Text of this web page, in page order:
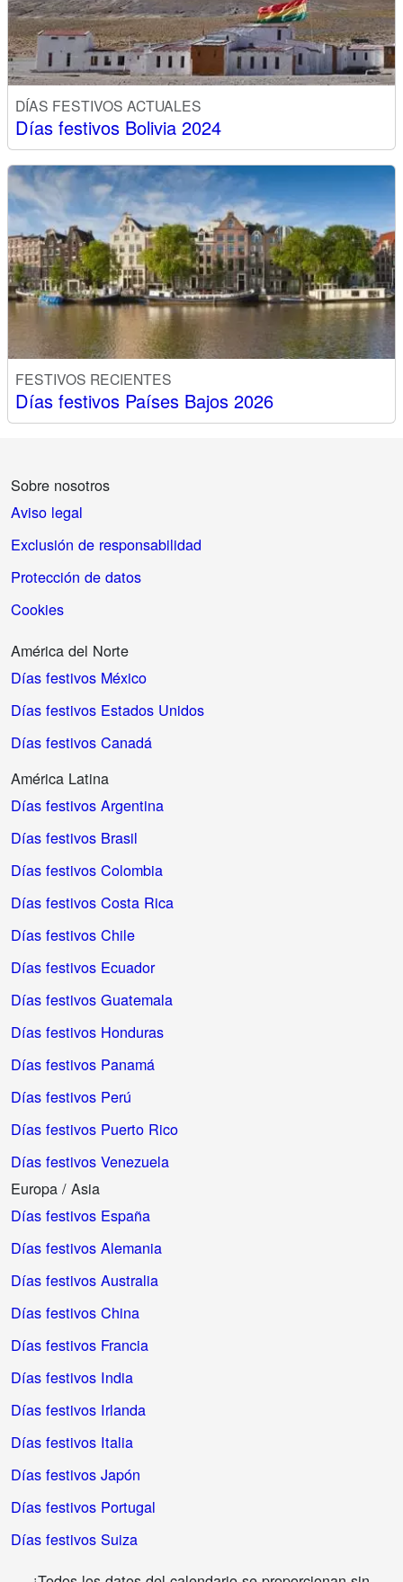
DÍAS FESTIVOS ACTUALES
Días festivos Bolivia 2024
FESTIVOS RECIENTES
Días festivos Países Bajos 2026
Sobre nosotros
Aviso legal
Exclusión de responsabilidad
Protección de datos
Cookies
América del Norte
Días festivos México
Días festivos Estados Unidos
Días festivos Canadá
América Latina
Días festivos Argentina
Días festivos Brasil
Días festivos Colombia
Días festivos Costa Rica
Días festivos Chile
Días festivos Ecuador
Días festivos Guatemala
Días festivos Honduras
Días festivos Panamá
Días festivos Perú
Días festivos Puerto Rico
Días festivos Venezuela
Europa / Asia
Días festivos España
Días festivos Alemania
Días festivos Australia
Días festivos China
Días festivos Francia
Días festivos India
Días festivos Irlanda
Días festivos Italia
Días festivos Japón
Días festivos Portugal
Días festivos Suiza